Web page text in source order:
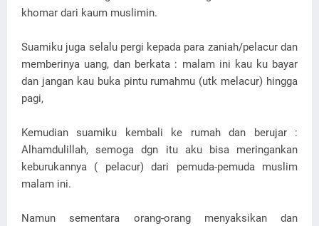
khomar dari kaum muslimin.
Suamiku juga selalu pergi kepada para zaniah/pelacur dan
memberinya uang, dan berkata : malam ini kau ku bayar
dan jangan kau buka pintu rumahmu (utk melacur) hingga
pagi,
Kemudian suamiku kembali ke rumah dan berujar :
Alhamdulillah, semoga dgn itu aku bisa meringankan
keburukannya ( pelacur) dari pemuda-pemuda muslim
malam ini.
Namun sementara orang-orang menyaksikan dan